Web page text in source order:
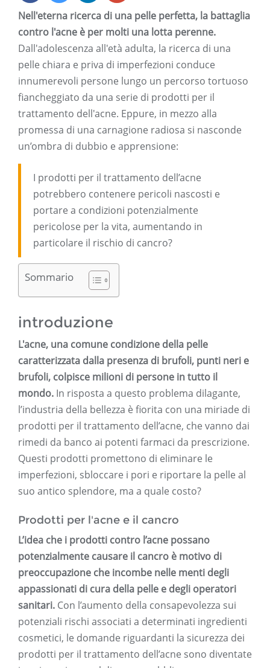
Nell'eterna ricerca di una pelle perfetta, la battaglia
contro l'acne è per molti una lotta perenne.
Dall'adolescenza all'età adulta, la ricerca di una
pelle chiara e priva di imperfezioni conduce
innumerevoli persone lungo un percorso tortuoso
fiancheggiato da una serie di prodotti per il
trattamento dell'acne. Eppure, in mezzo alla
promessa di una carnagione radiosa si nasconde
un’ombra di dubbio e apprensione:
I prodotti per il trattamento dell’acne
potrebbero contenere pericoli nascosti e
portare a condizioni potenzialmente
pericolose per la vita, aumentando in
particolare il rischio di cancro?
Sommario
introduzione
L'acne, una comune condizione della pelle
caratterizzata dalla presenza di brufoli, punti neri e
brufoli, colpisce milioni di persone in tutto il
mondo. In risposta a questo problema dilagante,
l’industria della bellezza è fiorita con una miriade di
prodotti per il trattamento dell’acne, che vanno dai
rimedi da banco ai potenti farmaci da prescrizione.
Questi prodotti promettono di eliminare le
imperfezioni, sbloccare i pori e riportare la pelle al
suo antico splendore, ma a quale costo?
Prodotti per l'acne e il cancro
L’idea che i prodotti contro l’acne possano
potenzialmente causare il cancro è motivo di
preoccupazione che incombe nelle menti degli
appassionati di cura della pelle e degli operatori
sanitari. Con l’aumento della consapevolezza sui
potenziali rischi associati a determinati ingredienti
cosmetici, le domande riguardanti la sicurezza dei
prodotti per il trattamento dell’acne sono diventate